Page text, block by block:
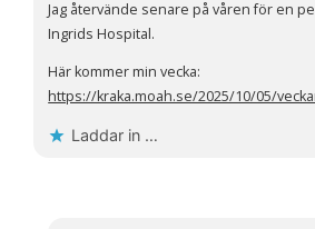
Jag återvände senare på våren för en
Ingrids Hospital.
Här kommer min vecka:
https://kraka.moah.se/2025/10/05/
Laddar in …